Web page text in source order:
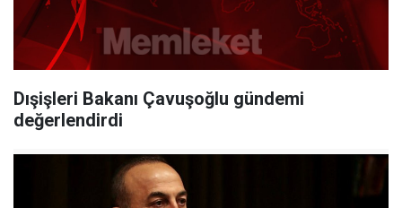
Dışişleri Bakanı Çavuşoğlu gündemi
değerlendirdi